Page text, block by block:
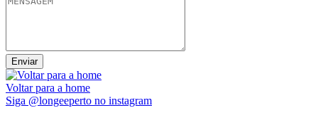
Voltar para a home
Siga @longeeperto no instagram